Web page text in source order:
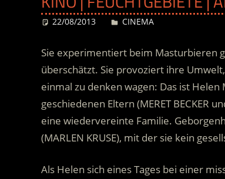
22/08/2013 Desiree
CINEMA
Sie experimentiert beim Masturbieren
überschätzt. Sie provoziert ihre
einmal zu denken wagen: Das ist
geschiedenen Eltern (MERET BECKER
eine wiedervereinte Familie.
(MARLEN KRUSE), mit der sie kein
Als Helen sich eines Tages bei einer